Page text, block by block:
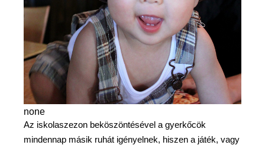
none
Az iskolaszezon beköszöntésével a gyerkőcök
mindennap másik ruhát igényelnek, hiszen a játék, vagy